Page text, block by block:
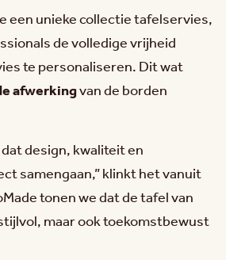
een unieke collectie tafelservies,
de volledige vrijheid
te personaliseren. Dit wat
afwerkingvan de borden
design, kwaliteit en
samengaan,” klinkt het vanuit
tonen we dat de tafel van
maar ook toekomstbewust